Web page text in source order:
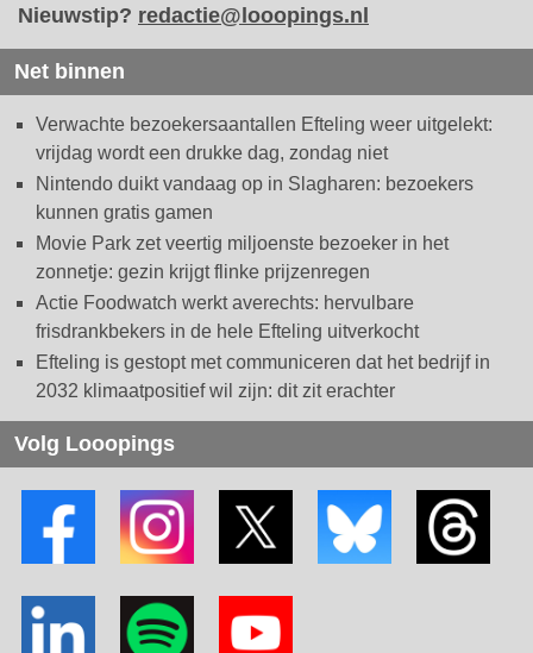
Nieuwstip? redactie@looopings.nl
Net binnen
Verwachte bezoekersaantallen Efteling weer uitgelekt:
vrijdag wordt een drukke dag, zondag niet
Nintendo duikt vandaag op in Slagharen: bezoekers
kunnen gratis gamen
Movie Park zet veertig miljoenste bezoeker in het
zonnetje: gezin krijgt flinke prijzenregen
Actie Foodwatch werkt averechts: hervulbare
frisdrankbekers in de hele Efteling uitverkocht
Efteling is gestopt met communiceren dat het bedrijf in
2032 klimaatpositief wil zijn: dit zit erachter
Volg Looopings